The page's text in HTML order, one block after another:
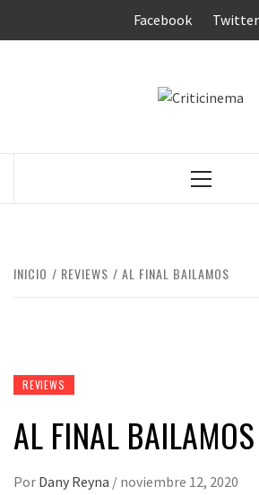
Facebook Twitter
Menú
INICIO REVIEWS AL FINAL BAILAMOS
REVIEWS
AL FINAL BAILAMOS
Por Dany Reyna / noviembre 12, 2020